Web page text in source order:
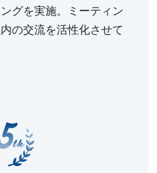
グを実施。ミーティン
の交流を活性化させて